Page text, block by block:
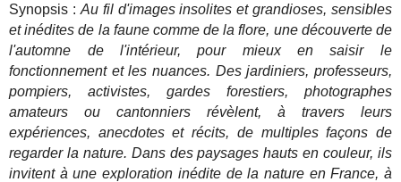
Synopsis : Au fil d'images insolites et grandioses, sensibles
et inédites de la faune comme de la flore, une découverte de
l'automne de l'intérieur, pour mieux en saisir le
fonctionnement et les nuances. Des jardiniers, professeurs,
pompiers, activistes, gardes forestiers, photographes
amateurs ou cantonniers révèlent, à travers leurs
expériences, anecdotes et récits, de multiples façons de
regarder la nature. Dans des paysages hauts en couleur, ils
invitent à une exploration inédite de la nature en France, à